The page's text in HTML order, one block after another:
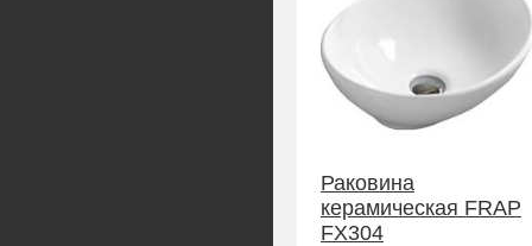
Раковина
керамическая FRAP
FX304